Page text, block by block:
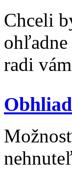
Chceli
radi